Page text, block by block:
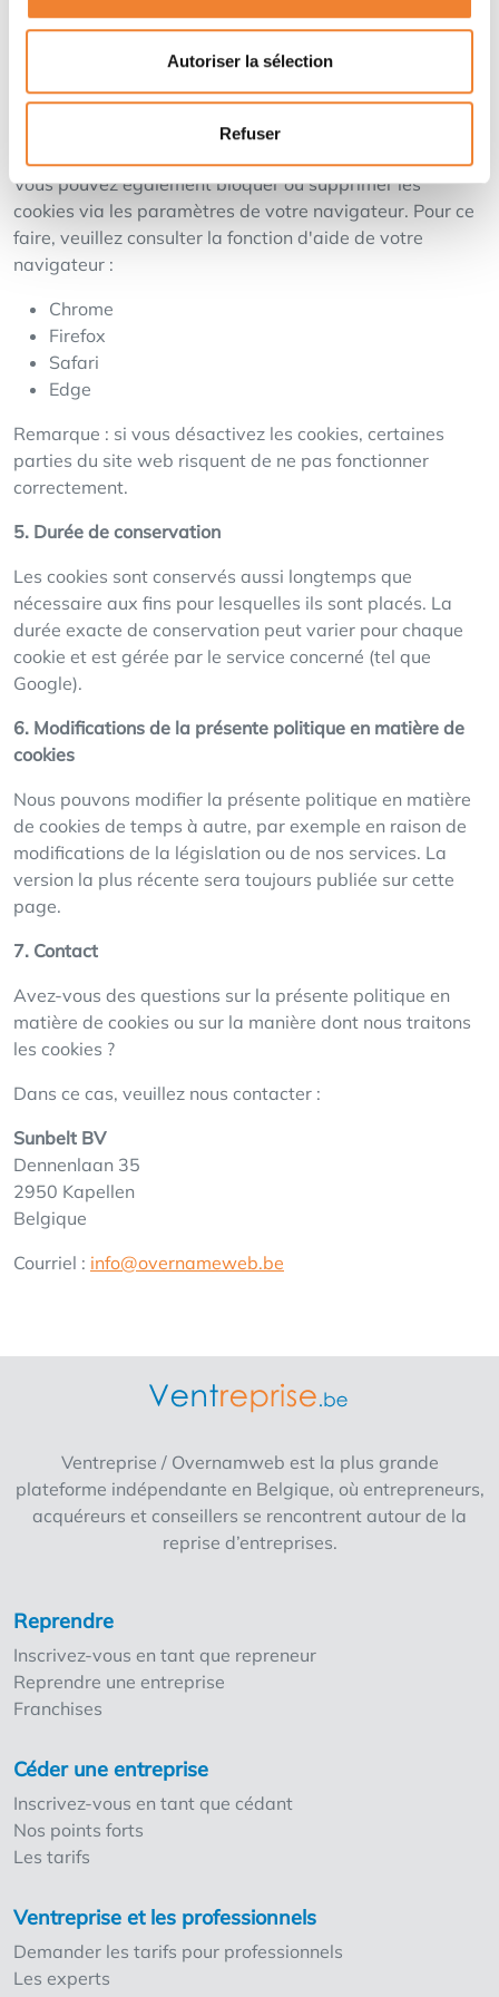
Autoriser la sélection
Refuser
Via notre site web
Vous pouvez modifier vos préférences via les
paramètres des cookies sur notre site web.
Vous pouvez également bloquer ou supprimer les
cookies via les paramètres de votre navigateur. Pour ce
faire, veuillez consulter la fonction d'aide de votre
navigateur :
Chrome
Firefox
Safari
Edge
Remarque : si vous désactivez les cookies, certaines
parties du site web risquent de ne pas fonctionner
correctement.
5. Durée de conservation
Les cookies sont conservés aussi longtemps que
nécessaire aux fins pour lesquelles ils sont placés. La
durée exacte de conservation peut varier pour chaque
cookie et est gérée par le service concerné (tel que
Google).
6. Modifications de la présente politique en matière de
cookies
Nous pouvons modifier la présente politique en matière
de cookies de temps à autre, par exemple en raison de
modifications de la législation ou de nos services. La
version la plus récente sera toujours publiée sur cette
page.
7. Contact
Avez-vous des questions sur la présente politique en
matière de cookies ou sur la manière dont nous traitons
les cookies ?
Dans ce cas, veuillez nous contacter :
Sunbelt BV
Dennenlaan 35
2950 Kapellen
Belgique
Courriel : info@overnameweb.be
Ventreprise / Overnamweb est la plus grande
plateforme indépendante en Belgique, où entrepreneurs,
acquéreurs et conseillers se rencontrent autour de la
reprise d’entreprises.
Reprendre
Inscrivez-vous en tant que repreneur
Reprendre une entreprise
Franchises
Céder une entreprise
Inscrivez-vous en tant que cédant
Nos points forts
Les tarifs
Ventreprise et les professionnels
Demander les tarifs pour professionnels
Les experts